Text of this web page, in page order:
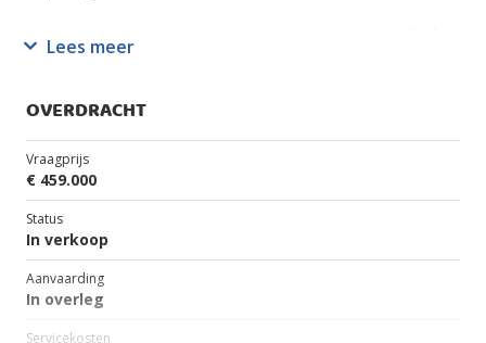
voorzieningen van de stad zich op korte afstand bevinden.
wordt het appartement prachtig verlicht en ervaar je in vrijwel
Indeling
Begane grond
Verzorgde afgesloten entree met video-intercom, dubbele
liftinstallatie en toegang tot de bergingen. De privéberging
van circa 5 m² bevindt zich op de 4e verdieping. De
Pegasustoren (bouwjaar 2002) beschikt over een actieve en
Lees meer
OVERDRACHT
Vraagprijs
€ 459.000
Status
In verkoop
Aanvaarding
In overleg
Servicekosten